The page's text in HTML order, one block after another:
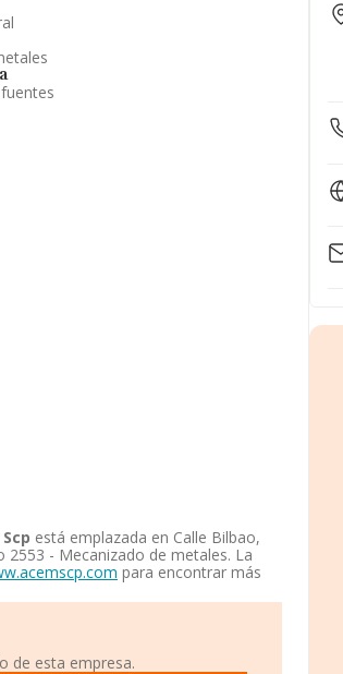
está emplazada en Calle Bilbao,
2553 - Mecanizado de metales. La
para encontrar más
de esta empresa.